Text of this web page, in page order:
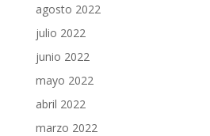
agosto 2022
julio 2022
junio 2022
mayo 2022
abril 2022
marzo 2022